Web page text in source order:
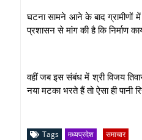
घटना सामने आने के बाद ग्रामीणों में
प्रशासन से मांग की है कि निर्माण
वहीं जब इस संबंध में श्री विजय
नया मटका भरते हैं तो ऐसा ही पानी
Tags मध्यप्रदेश समाचार